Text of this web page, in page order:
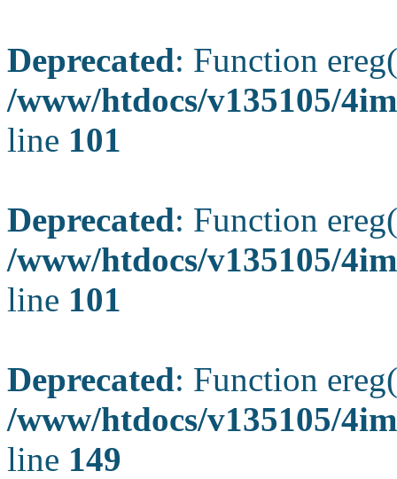
Deprecated: Function
/www/htdocs/v135105/
line 101
Deprecated: Function
/www/htdocs/v135105/
line 101
Deprecated: Function
/www/htdocs/v135105/
line 149